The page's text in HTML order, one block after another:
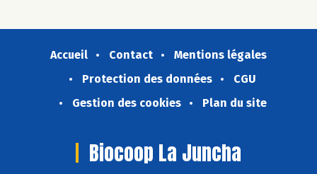
Accueil Contact
Mentions légales
Protection des données
CGU
Gestion des cookies
Plan du site
Biocoop La Juncha